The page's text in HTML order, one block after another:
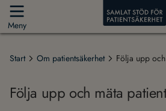
Meny
Start Om patientsäkerhet Följa upp
Följa upp och mäta